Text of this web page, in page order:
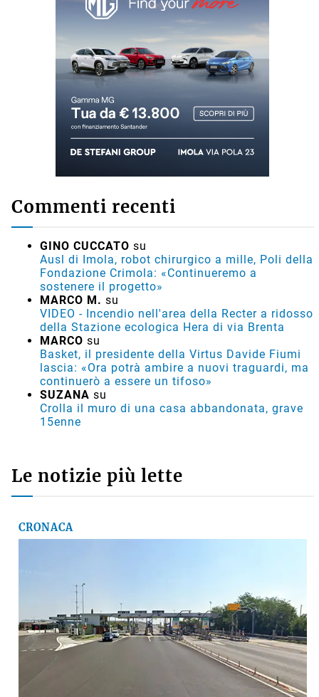
Commenti recenti
GINO CUCCATOsu
Ausl di Imola, robot chirurgico a mille, Poli della
Fondazione Crimola: «Continueremo a
sostenere il progetto»
MARCO M.su
VIDEO - Incendio nell'area della Recter a ridosso
della Stazione ecologica Hera di via Brenta
MARCO su
Basket, il presidente della Virtus Davide Fiumi
lascia: «Ora potrà ambire a nuovi traguardi, ma
continuerò a essere un tifoso»
SUZANAsu
Crolla il muro di una casa abbandonata, grave
Le notizie più lette
CRONACA